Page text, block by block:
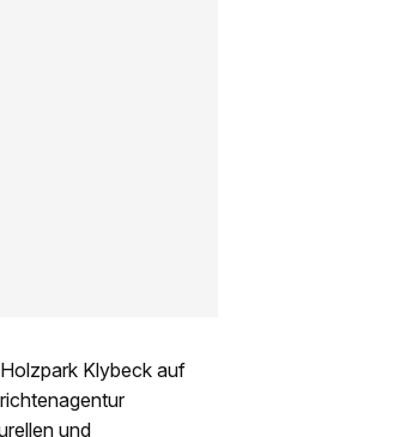
Klybeck auf
und